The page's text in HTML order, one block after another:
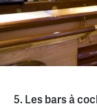
5. Les bars à